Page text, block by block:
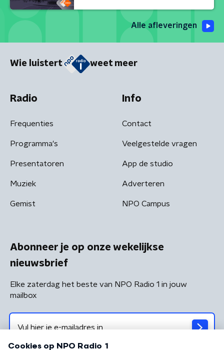
Alle afleveringen
Wie luistert weet meer
Radio
Frequenties
Programma's
Presentatoren
Muziek
Gemist
Info
Contact
Veelgestelde vragen
App de studio
Adverteren
NPO Campus
Abonneer je op onze wekelijkse
nieuwsbrief
Elke zaterdag het beste van NPO Radio 1 in jouw
mailbox